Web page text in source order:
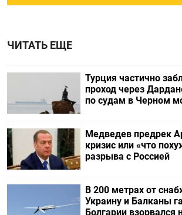
ЧИТАТЬ ЕЩЕ
Турция частично
проход через
по судам в Черном
Медведев предрек
кризис или «что
разрыва с Россией
В 200 метрах от
Украину и Балканы
Болгарии взорвался